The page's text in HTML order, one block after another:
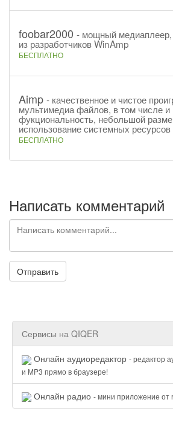
foobar2000 - мощный
из разработчиков WinAmp
БЕСПЛАТНО
Aimp - качественное и чистое
мультимедиа файлов, в том числе
фукциональность, небольшой
использование системных ресурсов
БЕСПЛАТНО
Написать комментарий
Отправить
Сервисы на QIQER
Онлайн аудиоредактор - редактор
и MP3 прямо в браузере!
Онлайн радио - мини приложение от